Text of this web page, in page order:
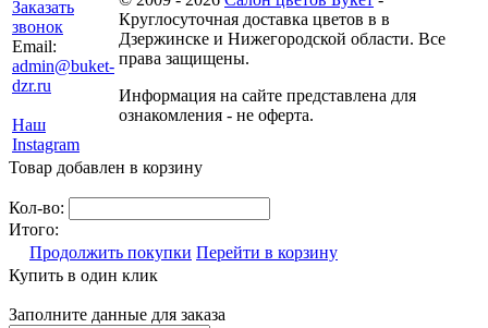
Заказать
звонок
Email:
admin@buket-
dzr.ru
Наш
Instagram
Круглосуточная доставка цветов в в
Дзержинске и Нижегородской области. Все
права защищены.
Информация на сайте представлена для
ознакомления - не оферта.
Товар добавлен в корзину
Кол-во:
Итого:
Продолжить покупки Перейти в корзину
Купить в один клик
Заполните данные для заказа